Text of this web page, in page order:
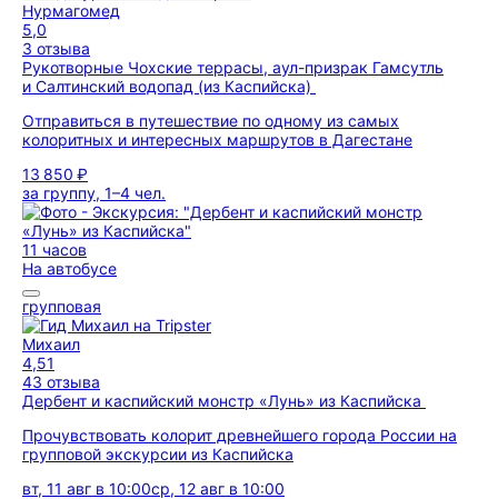
Нурмагомед
5,0
3 отзыва
Рукотворные Чохские террасы, аул-призрак Гамсутль
и Салтинский водопад (из Каспийска)
Отправиться в путешествие по одному из самых
колоритных и интересных маршрутов в Дагестане
13 850 ₽
за группу, 1–4 чел.
11 часов
На автобусе
групповая
Михаил
4,51
43 отзыва
Дербент и каспийский монстр «Лунь» из Каспийска
Прочувствовать колорит древнейшего города России на
групповой экскурсии из Каспийска
вт, 11 авг в 10:00ср, 12 авг в 10:00